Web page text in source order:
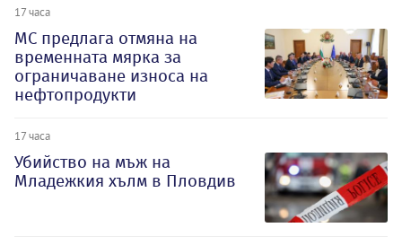
17 часа
МС предлага отмяна на
временната мярка за
ограничаване износа на
нефтопродукти
17 часа
Убийство на мъж на
Младежкия хълм в Пловдив